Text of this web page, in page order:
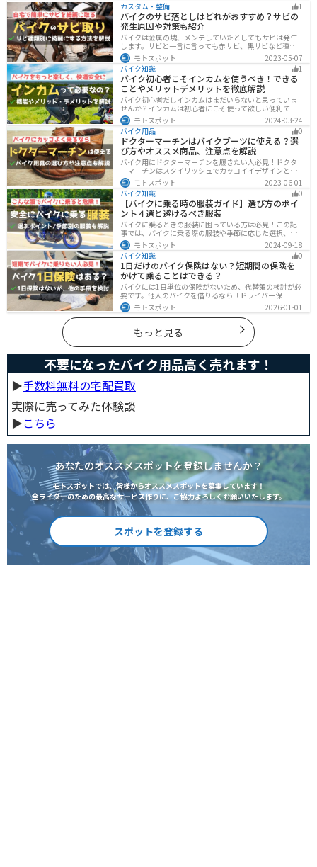
カスタム・整備 1
バイクのサビ落としはどれがおすすめ？サビの
発生原因や対策も紹介
バイクは金属の塊、メンテしていたとしてもサビは発生
します。サビと一言に言っても赤サビ、黒サビなど種類
があります。サビごとに有効なサビ落とし剤は違うの
で、正しいサビ落とし剤を使う必要があります。この記
事ではサビの種類から対処法、オススメのサビ取り剤を
まとめました。
モトスポット
2023-05-07
バイク知識
1
バイク初心者こそインカムを使うべき！できる
ことやメリットデメリットを徹底解説
バイク初心者だしインカムはまだいらないと思っていま
せんか？インカムは初心者にこそ使って欲しい便利で安
全に運転するための機器です。インカムでできることや
メリットデメリットなどまとめましたので、気になって
いる人はぜひ参考にしてください。
モトスポット
2024-03-24
バイク用品
0
ドクターマーチンはバイクブーツに使える？選
び方やオススメ商品、注意点を解説
バイク用にドクターマーチンを履きたい人必見！ドクタ
ーマーチンはスタイリッシュでカッコイイデザインと高
い機能性で快適なライディングが可能です。バイク用ブ
ーツで選ぶべきポイントや注意点などまとめましたの
で、バイクブーツを探している人は参考にしてくださ
い。
モトスポット
2023-06-01
バイク知識
0
【バイクに乗る時の服装ガイド】選び方のポイ
ント４選と避けるべき服装
バイクに乗るときの服装に困っている方は必見！この記
事では、バイクに乗る際の服装や季節に応じた選択、避
けるべき服装について解説しています。実は、安全性だ
けでなく、快適性も重要視することが大切です。この記
事を読めば、最適なバイクウェアを選ぶヒントが得られ
ます。
モトスポット
2024-09-18
バイク知識
0
1日だけのバイク保険はない？短期間の保険を
かけて乗ることはできる？
バイクには1日単位の保険がないため、代替策の検討が必
要です。他人のバイクを借りるなら「ドライバー保
険」、125cc以下で家族が車持ちなら「ファミリーバイク
特約」、自身のバイクなら「バイク保険の短期加入」が
有効です。手間を省くなら、任意保険込みの「レンタル
バイク」も選べます。
モトスポット 2026-01-01
もっと見る
不要になったバイク用品高く売れます！
▶︎手数料無料の宅配買取
実際に売ってみた体験談
▶︎こちら
あなたのオススメスポットを登録しませんか？
モトスポットでは、皆様からオススメスポットを募集しています！
全ライダーのための最高なサービス作りに、ご協力よろしくお願いいたします。
スポットを登録する